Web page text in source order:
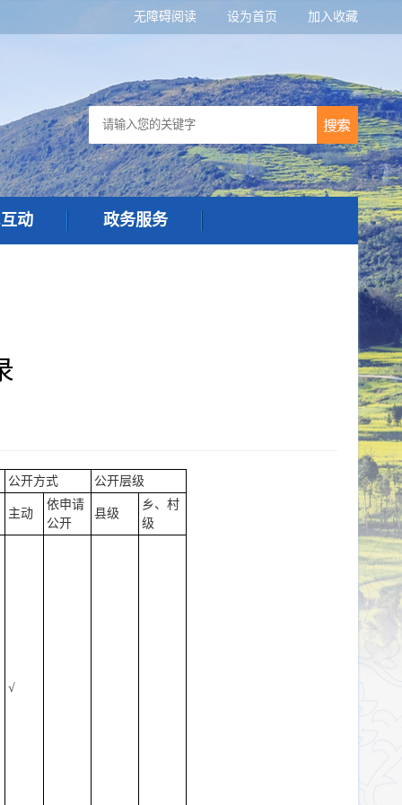
无障碍阅读 设为首页 加入收藏
动 政务服务
公开方式 公开层级
主动
依申请
公开
县级
乡、村
级
√